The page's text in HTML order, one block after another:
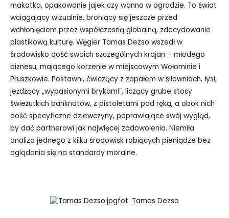
makatka, opakowanie jajek czy wanna w ogrodzie. To świat
wciągający wizualnie, broniący się jeszcze przed
wchłonięciem przez współczesną globalną, zdecydowanie
plastikową kulturę. Węgier Tamas Dezso wszedł w
środowisko dość swoich szczególnych krajan – młodego
biznesu, mającego korzenie w miejscowym Wołominie i
Pruszkowie. Postawni, ćwiczący z zapałem w siłowniach, łysi,
jeżdżący „wypasionymi brykami”, liczący grube stosy
świeżutkich banknotów, z pistoletami pod ręką, a obok nich
dość specyficzne dziewczyny, poprawiające swój wygląd,
by dać partnerowi jak najwięcej zadowolenia. Niemiła
analiza jednego z kilku środowisk robiących pieniądze bez
oglądania się na standardy moralne.
fot. Tamas Dezso